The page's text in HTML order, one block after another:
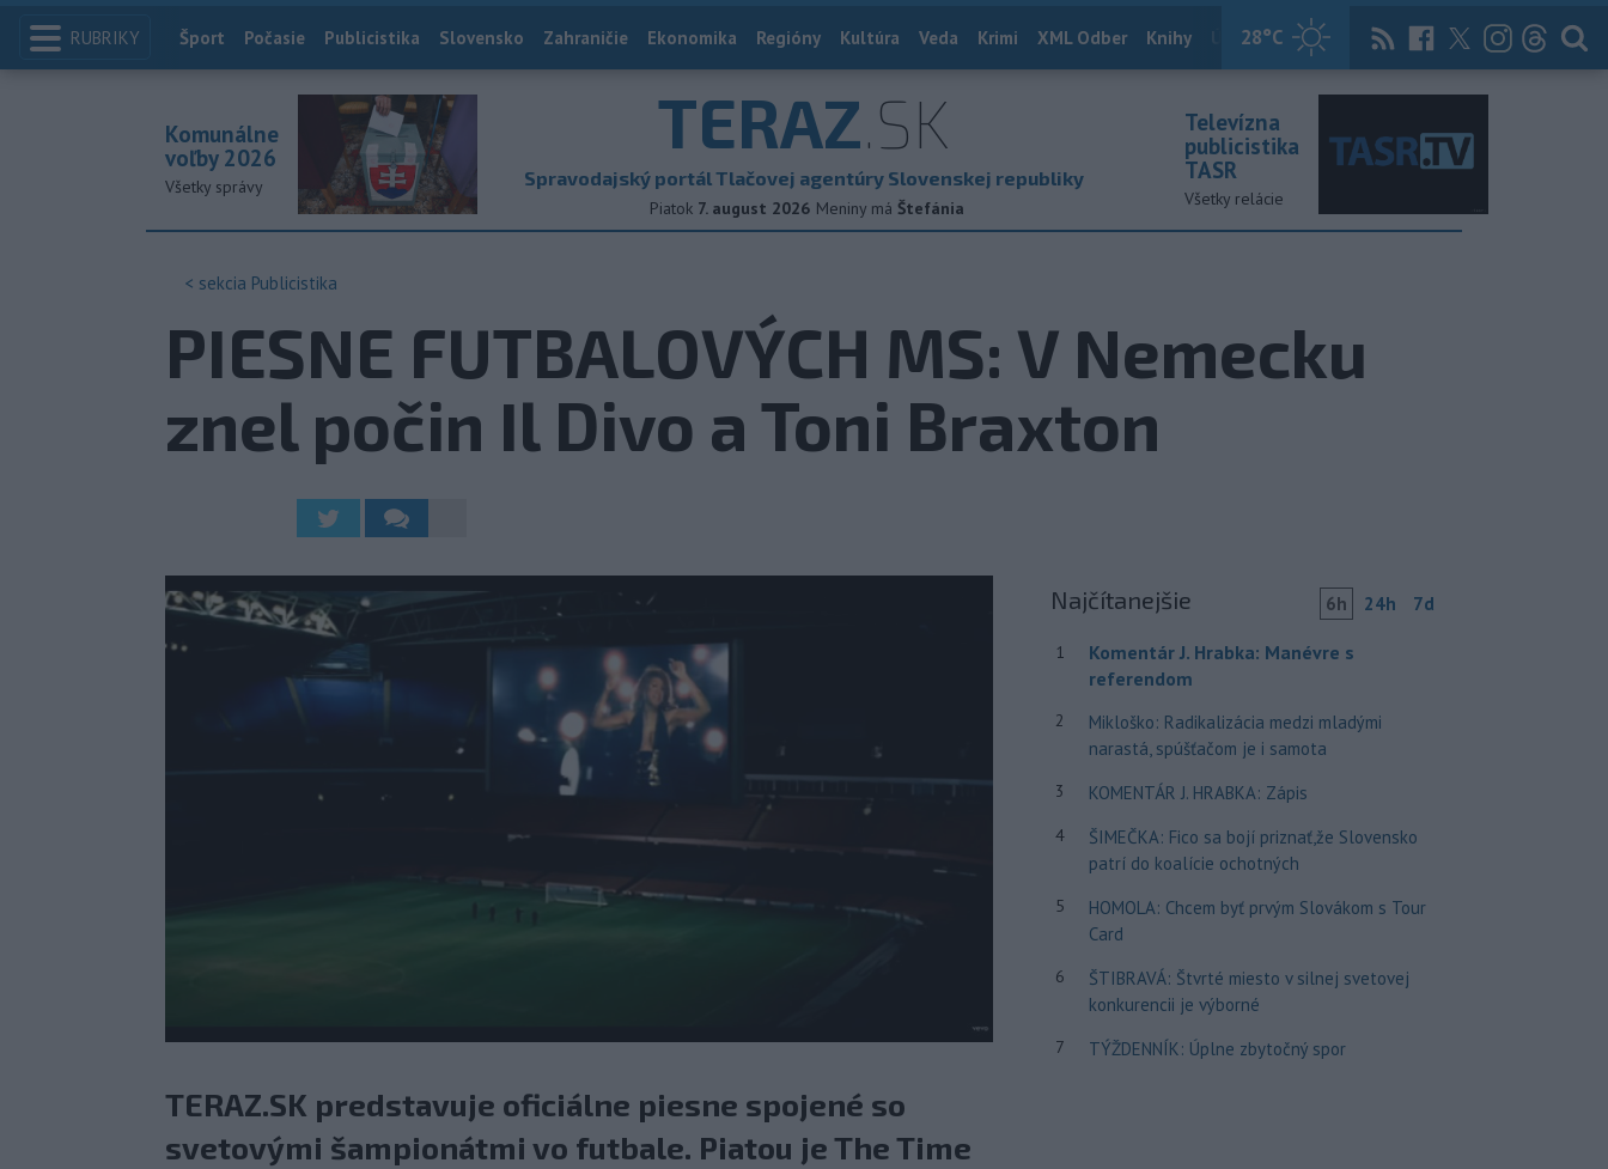
RUBRIKY 28°C
Index
Šport Počasie Publicistika Slovensko Zahraničie Ekonomika Regióny Kultúra Veda Krimi XML Odber Knihy Útulkovo Magazín News Now Archív
TERAZ.SK
Spravodajský portál Tlačovej agentúry Slovenskej republiky
Piatok 7. august 2026 Meniny má Štefánia
Komunálne
voľby 2026
Všetky správy
Televízna
publicistika
TASR
Všetky relácie
< sekcia Publicistika
PIESNE FUTBALOVÝCH MS: V Nemecku
znel počin Il Divo a Toni Braxton
TERAZ.SK predstavuje oficiálne piesne spojené so
svetovými šampionátmi vo futbale. Piatou je The Time
Najčítanejšie 6h 24h 7d
1
Komentár J. Hrabka: Manévre s
referendom
2
Mikloško: Radikalizácia medzi mladými
narastá, spúšťačom je i samota
3 KOMENTÁR J. HRABKA: Zápis
4
ŠIMEČKA: Fico sa bojí priznať,že Slovensko
patrí do koalície ochotných
5
HOMOLA: Chcem byť prvým Slovákom s Tour
Card
6
ŠTIBRAVÁ: Štvrté miesto v silnej svetovej
konkurencii je výborné
7 TÝŽDENNÍK: Úplne zbytočný spor